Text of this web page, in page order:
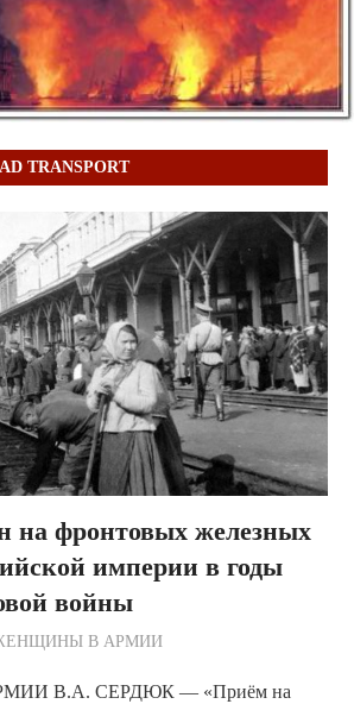
TRANSPORT
на фронтовых железных
империи в годы
войны
по Редакции
В АРМИИ
В.А. СЕРДЮК — «Приём на